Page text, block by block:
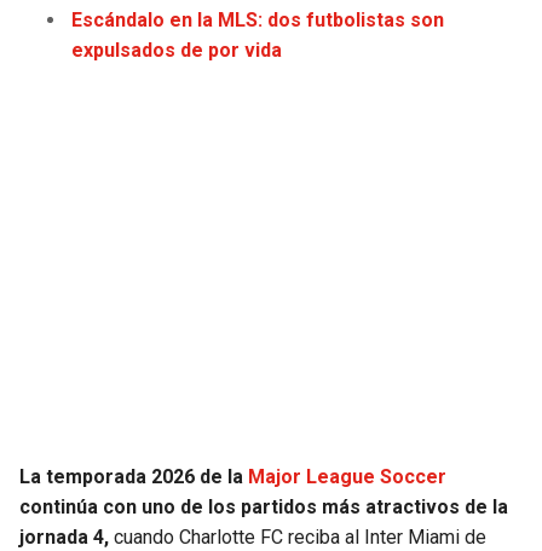
EAGLES
PACKERS
SUNS
TIMBERWOLVES
Escándalo en la MLS: dos futbolistas son
expulsados de por vida
La temporada 2026 de la Major League Soccer
continúa con uno de los partidos más atractivos de la
jornada 4, cuando Charlotte FC reciba al Inter Miami de